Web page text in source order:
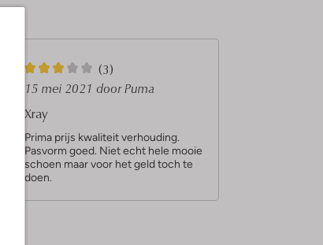
3
S
t
e
r
r
e
(3)
15 mei 2021 door Puma
Xray
Prima prijs kwaliteit verhouding.
Pasvorm goed. Niet echt hele mooie
schoen maar voor het geld toch te
doen.